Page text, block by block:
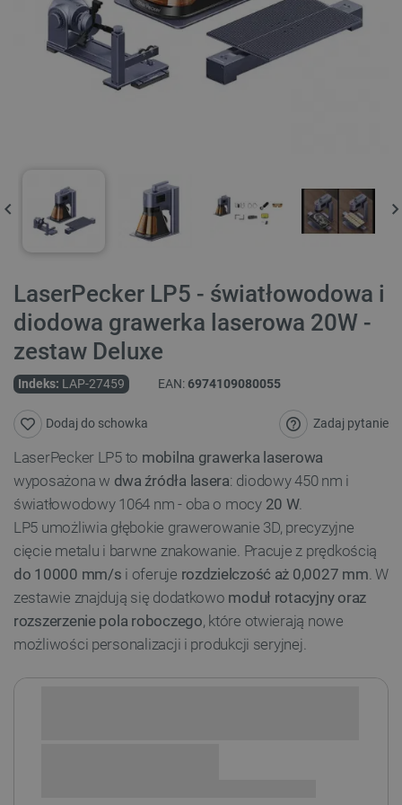
LaserPecker LP5 - światłowodowa i
diodowa grawerka laserowa 20W -
zestaw Deluxe
Indeks: LAP-27459 EAN:6974109080055
Zadaj pytanie
Dodaj do schowka
LaserPecker LP5 to mobilna grawerka laserowa
wyposażona w dwa źródła lasera: diodowy 450 nm i
światłowodowy 1064 nm - oba o mocy 20 W.
LP5 umożliwia głębokie grawerowanie 3D, precyzyjne
cięcie metalu i barwne znakowanie. Pracuje z prędkością
do 10000 mm/s i oferuje rozdzielczość aż 0,0027 mm. W
zestawie znajdują się dodatkowo moduł rotacyjny oraz
rozszerzenie pola roboczego, które otwierają nowe
możliwości personalizacji i produkcji seryjnej.